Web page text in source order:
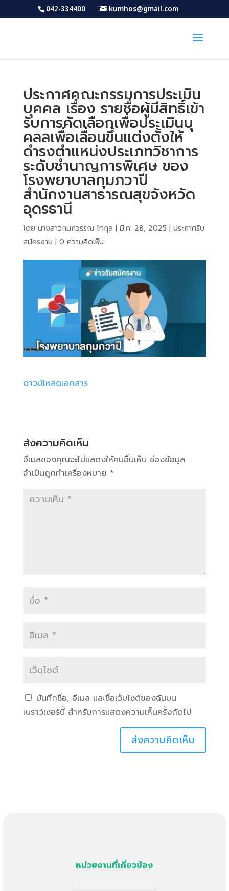
042-334400 kumhos@gmail.com
ประกาศคณะกรรมการประเมิน
บุคคล เรื่อง รายชื่อผู้มีสิทธิ์เข้า
รับการคัดเลือกเพื่อประเมินบุ
คลลเพื่อเลื่อนขึ้นแต่งตั้งให้
ดำรงตำแหน่งประเภทวิชาการ
ระดับชำนาญการพิเศษ ของ
โรงพยาบาลกุมภวาปี
สำนักงานสาธารณสุขจังหวัด
อุดรธานี
โดย นางสาวกนกวรรณ โทกุล | มี.ค. 28, 2025 | ประกาศรับ
สมัครงาน | 0 ความคิดเห็น
ดาวน์โหลดเอกสาร
ส่งความคิดเห็น
อีเมลของคุณจะไม่แสดงให้คนอื่นเห็น ช่องข้อมูล
จำเป็นถูกทำเครื่องหมาย *
บันทึกชื่อ, อีเมล และชื่อเว็บไซต์ของฉันบน
เบราว์เซอร์นี้ สำหรับการแสดงความเห็นครั้งถัดไป
หน่วยงานที่เกี่ยวข้อง